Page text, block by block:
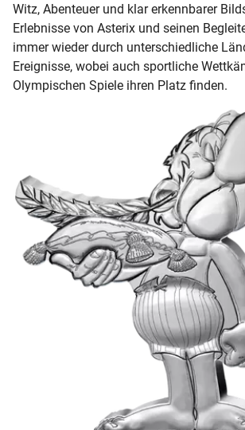
Witz, Abenteuer und klar erkennbarer
Erlebnisse von Asterix und seinen
immer wieder durch unterschiedliche
Ereignisse, wobei auch sportliche
Olympischen Spiele ihren Platz finden.